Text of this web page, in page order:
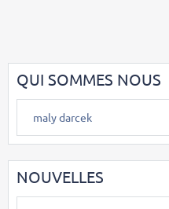
QUI SOMMES NOUS
maly darcek
NOUVELLES